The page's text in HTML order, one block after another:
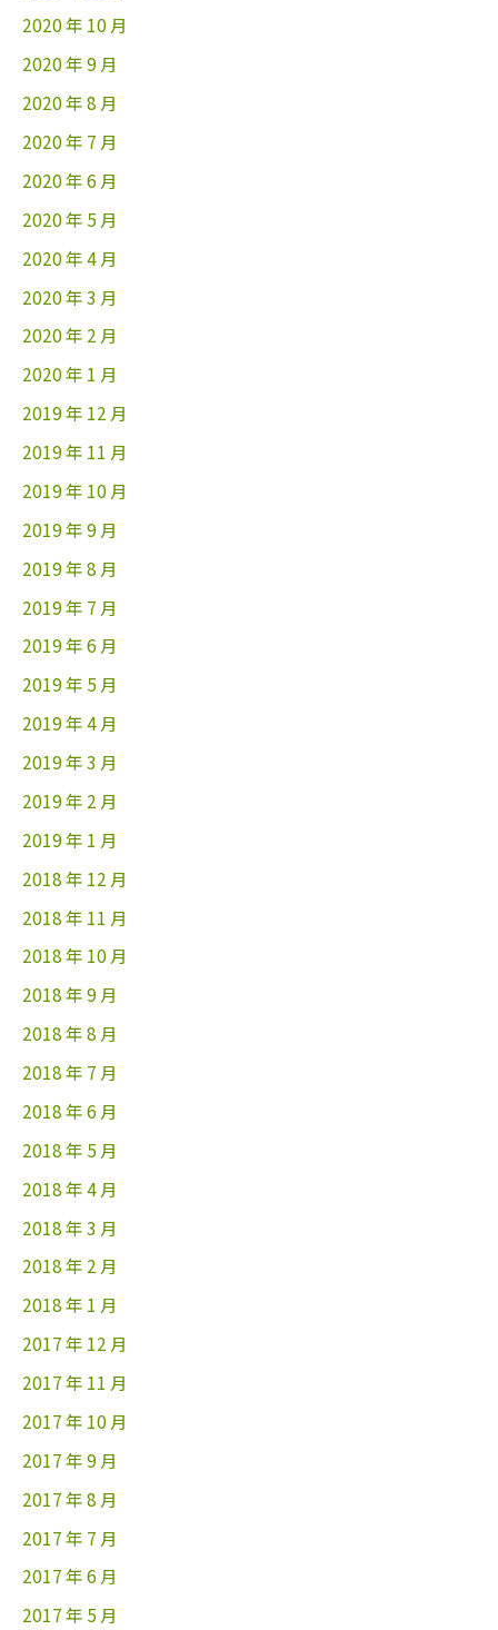
2020 年 10 月
2020 年 9 月
2020 年 8 月
2020 年 7 月
2020 年 6 月
2020 年 5 月
2020 年 4 月
2020 年 3 月
2020 年 2 月
2020 年 1 月
2019 年 12 月
2019 年 11 月
2019 年 10 月
2019 年 9 月
2019 年 8 月
2019 年 7 月
2019 年 6 月
2019 年 5 月
2019 年 4 月
2019 年 3 月
2019 年 2 月
2019 年 1 月
2018 年 12 月
2018 年 11 月
2018 年 10 月
2018 年 9 月
2018 年 8 月
2018 年 7 月
2018 年 6 月
2018 年 5 月
2018 年 4 月
2018 年 3 月
2018 年 2 月
2018 年 1 月
2017 年 12 月
2017 年 11 月
2017 年 10 月
2017 年 9 月
2017 年 8 月
2017 年 7 月
2017 年 6 月
2017 年 5 月